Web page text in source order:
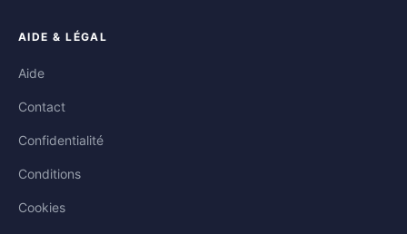
AIDE & LÉGAL
Aide
Contact
Confidentialité
Conditions
Cookies